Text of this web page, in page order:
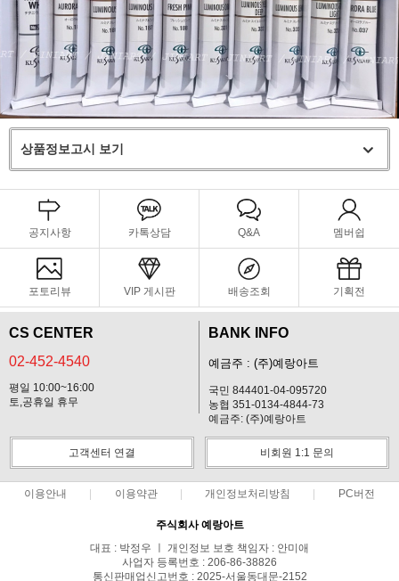
상품정보고시 보기
공지사항 카톡상담 Q&A 멤버쉽
포토리뷰 VIP 게시판 배송조회 기획전
CS CENTER
02-452-4540
평일 10:00~16:00
토,공휴일 휴무
BANK INFO
예금주 : (주)예랑아트
국민 844401-04-095720
농협 351-0134-4844-73
예금주: (주)예랑아트
고객센터 연결 비회원 1:1 문의
이용안내 이용약관 개인정보처리방침 PC버전
주식회사 예랑아트
대표 : 박정우 ㅣ 개인정보 보호 책임자 : 안미애
사업자 등록번호 : 206-86-38826
통신판매업신고번호 : 2025-서울동대문-2152